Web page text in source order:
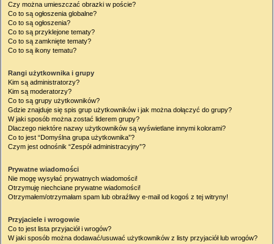
Czy można umieszczać obrazki w poście?
Co to są ogłoszenia globalne?
Co to są ogłoszenia?
Co to są przyklejone tematy?
Co to są zamknięte tematy?
Co to są ikony tematu?
Rangi użytkownika i grupy
Kim są administratorzy?
Kim są moderatorzy?
Co to są grupy użytkowników?
Gdzie znajduje się spis grup użytkowników i jak można dołączyć do grupy?
W jaki sposób można zostać liderem grupy?
Dlaczego niektóre nazwy użytkowników są wyświetlane innymi kolorami?
Co to jest “Domyślna grupa użytkownika”?
Czym jest odnośnik “Zespół administracyjny”?
Prywatne wiadomości
Nie mogę wysyłać prywatnych wiadomości!
Otrzymuję niechciane prywatne wiadomości!
Otrzymałem/otrzymałam spam lub obraźliwy e-mail od kogoś z tej witryny!
Przyjaciele i wrogowie
Co to jest lista przyjaciół i wrogów?
W jaki sposób można dodawać/usuwać użytkowników z listy przyjaciół lub wrogów?